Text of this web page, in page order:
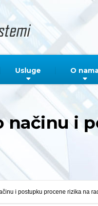
Usluge O
načinu i
i postupku procene rizika na